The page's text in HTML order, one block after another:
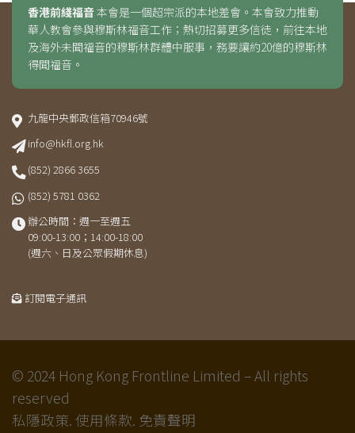
香港前綫福音本會是一個超宗派的本地差會。本會致力推動
華人教會參與穆斯林福音工作；熱切招募更多信徒，前往本地
及海外未聞福音的穆斯林群體中服事，務要讓約20億的穆斯林
得聞福音。
九龍中央郵政信箱70946號
info@hkfl.org.hk
(852) 2866 3655
(852) 5781 0362
辦公時間：週一至週五
09:00-13:00；14:00-18:00
(週六、日及公眾假期休息)
訂閱電子通訊
© 2024 Hong Kong Frontline Limited – All rights
reserved
私隱政策. 使用條款. 免責聲明